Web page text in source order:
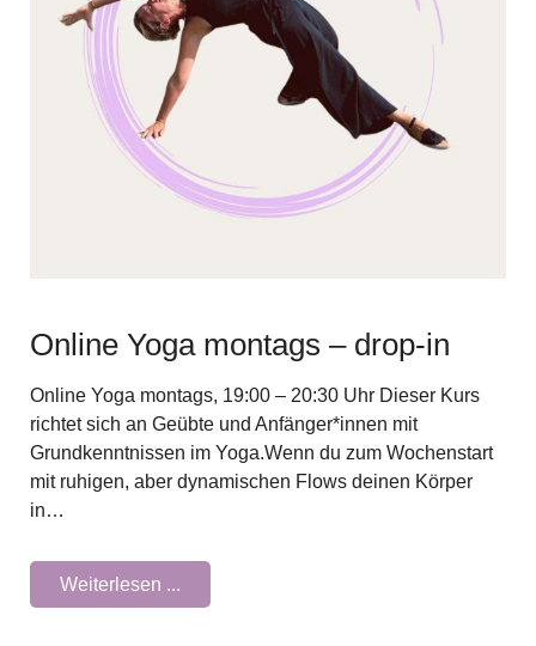
Online Yoga montags – drop-in
Online Yoga montags, 19:00 – 20:30 Uhr Dieser Kurs
richtet sich an Geübte und Anfänger*innen mit
Grundkenntnissen im Yoga.Wenn du zum Wochenstart
mit ruhigen, aber dynamischen Flows deinen Körper
in…
Weiterlesen ...